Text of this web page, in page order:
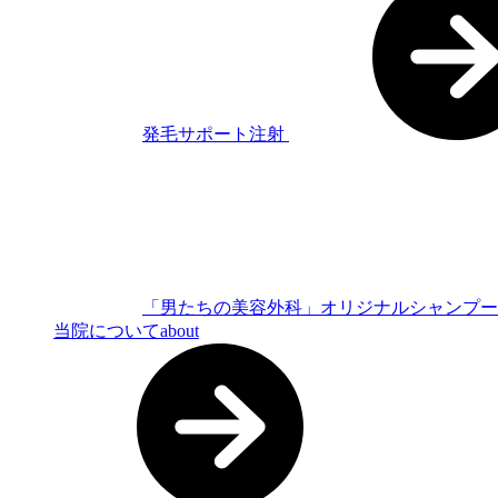
発毛サポート注射
「男たちの美容外科」オリジナルシャンプ
当院についてabout